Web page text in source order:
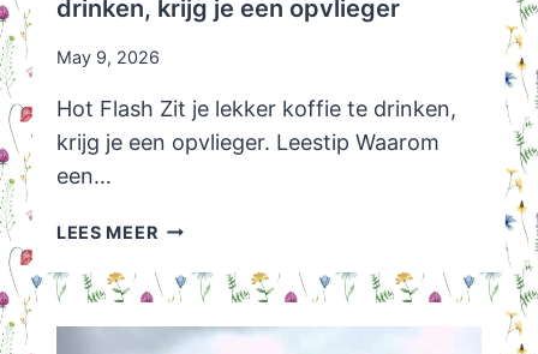
drinken, krijg je een opvlieger
May 9, 2026
Hot Flash Zit je lekker koffie te drinken,
krijg je een opvlieger. Leestip Waarom
een…
LEES MEERHOT
ZIT
LEKKER